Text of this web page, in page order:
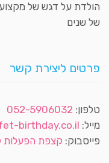
הולדת על דגש של
של שנים
פרטים ליצירת קשר
טלפון: 052-5906032
מייל: birthday.co.il
פייסבוק: קצפת הפעלות